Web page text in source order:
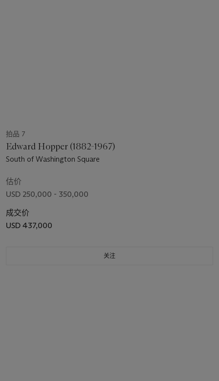
拍品 7
Edward Hopper (1882-1967)
South of Washington Square
估价
USD 250,000 - 350,000
成交价
USD 437,000
关注